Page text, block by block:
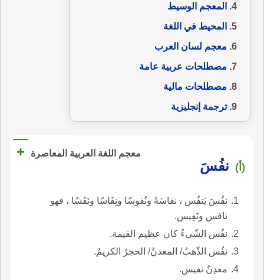
المعجم الوسيط
المحيط في اللغة
معجم لسان العرب
مصطلحات عربية عامة
مصطلحات مالية
ترجمة إنجليزية
معجم اللغة العربية المعاصرة +
(أ) نفُسَ
نفُسَ يَنفُس ، نفاسَةً ونُفوسًا ونِفَاسًا ونَفَسًا ، فهو
نافس ونَفِيس.
نفُس الشّيءُ كان عظيم القيمة.
نفُس الذّهبُ/ المعدنُ/ الحجرُ الكريمُ.
معدِنٌ نفيس.